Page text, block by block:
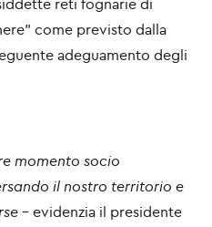
reti fognarie di
come previsto dalla
adeguamento degli
momento socio
il nostro territorio e
- evidenzia il presidente